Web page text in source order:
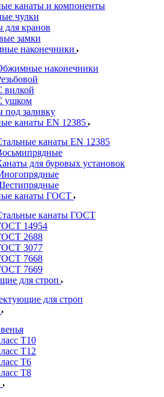
канаты и компоненты
чулки
для кранов
замки
наконечники
наконечники
вилкой
ушком
под заливку
канаты EN 12385
канаты EN 12385
для буровых установок
канаты ГОСТ
канаты ГОСТ
14954
2688
3077
7668
7669
для строп
для строп
Т10
Т12
Т6
Т8